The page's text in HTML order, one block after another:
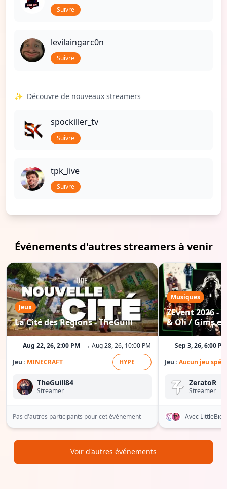
Suivre
levilaingarc0n
Suivre
✨ Découvre de nouveaux streamers
spockiller_tv
Suivre
tpk_live
Suivre
Événements d'autres streamers à venir
Jeux
La Cité des Régions - TheGuill
Aug 22, 26, 2:00 PM → Aug 28, 26, 10:00 PM
Jeu : MINECRAFT HYPE
TheGuill84
Streamer
Pas d'autres participants pour cet événement
Musiques
ZEvent 2026 -
& Oli / Gims
Sep 3, 26, 6:00 PM
Jeu :Aucun jeu
ZeratoR
Streamer
Avec
Voir d'autres événements